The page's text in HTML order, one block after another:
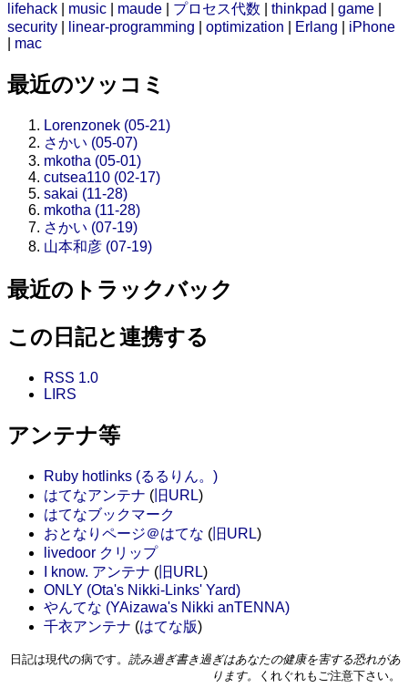
lifehack
music maude プロセス代数 thinkpad game
security
linear-programming optimization Erlang
iPhone
mac
最近のツッコミ
Lorenzonek (05-21)
さかい (05-07)
mkotha (05-01)
cutsea110 (02-17)
sakai (11-28)
mkotha (11-28)
さかい (07-19)
山本和彦 (07-19)
最近のトラックバック
この日記と連携する
RSS 1.0
LIRS
アンテナ等
Ruby hotlinks (るるりん。)
はてなアンテナ ( 旧URL)
はてなブックマーク
おとなりページ＠はてな ( 旧URL)
livedoor クリップ
I know. アンテナ ( 旧URL)
ONLY (Ota's Nikki-Links' Yard)
やんてな (YAizawa's Nikki anTENNA)
千衣アンテナ (はてな版)
日記は現代の病です。 読み過ぎ書き過ぎはあなたの健康を害する恐れがあ
ります。
くれぐれもご注意下さい。